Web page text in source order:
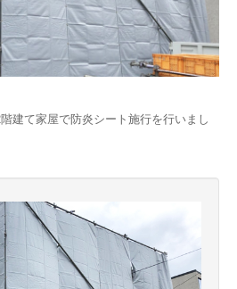
建て家屋で防炎シート施行を行いまし